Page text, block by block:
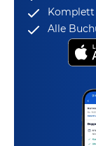
Komplett
Alle